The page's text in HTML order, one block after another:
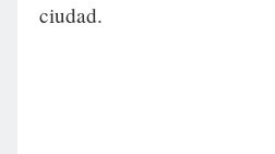
ciudad.